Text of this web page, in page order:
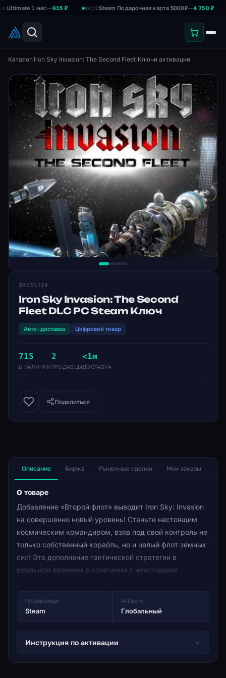
1 мес— 915 ₽ 14:12 Steam Подарочная карта 5000₽ —4 750 ₽
Каталог/Iron Sky Invasion: The Second Fleet/Ключи активации
IRO3S124
Iron Sky Invasion: The Second
Fleet DLC PC Steam Ключ
Авто-доставка Цифровой товар
715
В НАЛИЧИИ
2
ПРОДАВЦЫ
<1м
ДОСТАВКА
Поделиться
Описание Биржа Рыночные сделки Мои заказы
О товаре
Добавление «Второй флот» выводит Iron Sky: Invasion
на совершенно новый уровень! Станьте настоящим
космическим командиром, взяв под свой контроль не
только собственный корабль, но и целый флот земных
сил! Это дополнение тактической стратегии в
реальном времени в сочетании с неистовыми
маячит, казалось бы, бесконечный поток вражеских
Зажигайте пламя войны и летите вглубь космоса,
прорезав полосу разрушений через вражеские ряды,
ПЛАТФОРМА
Steam
РЕГИОН
Глобальный
Инструкция по активации